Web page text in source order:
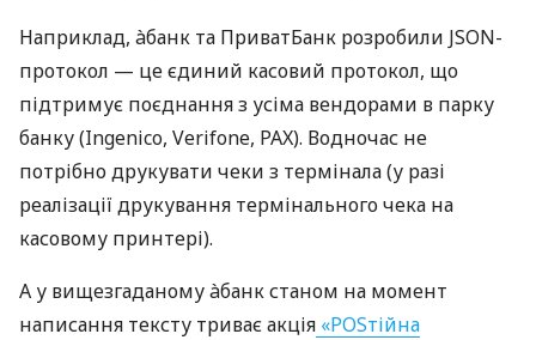
Наприклад, àбанк та ПриватБанк розробили JSON-
протокол — це єдиний касовий протокол, що
підтримує поєднання з усіма вендорами в парку
банку (Ingenico, Verifone, PAX). Водночас не
потрібно друкувати чеки з термінала (у разі
реалізації друкування термінального чека на
касовому принтері).
А у вищезгаданому àбанк станом на момент
написання тексту триває акція «POSтійна